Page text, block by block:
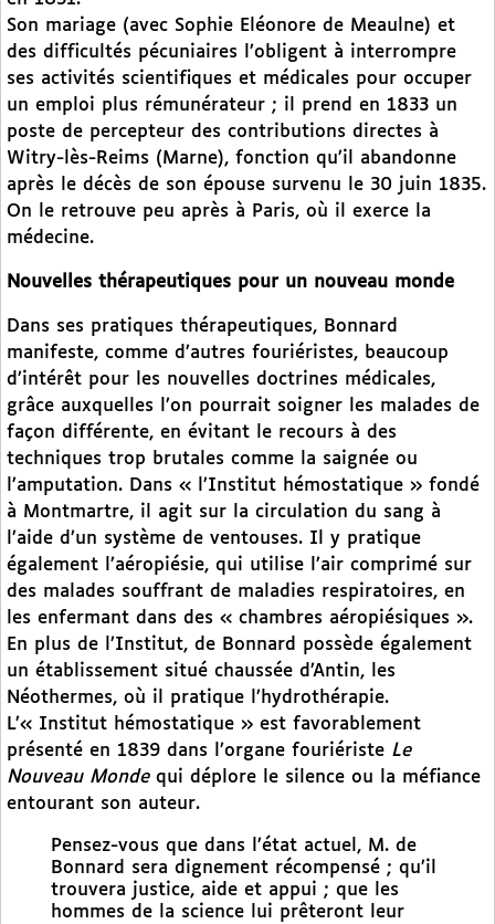
Son mariage (avec Sophie Eléonore de Meaulne) et
des difficultés pécuniaires l’obligent à interrompre
ses activités scientifiques et médicales pour occuper
un emploi plus rémunérateur ; il prend en 1833 un
poste de percepteur des contributions directes à
Witry-lès-Reims (Marne), fonction qu’il abandonne
après le décès de son épouse survenu le 30 juin 1835.
On le retrouve peu après à Paris, où il exerce la
médecine.
Nouvelles thérapeutiques pour un nouveau monde
Dans ses pratiques thérapeutiques, Bonnard
manifeste, comme d’autres fouriéristes, beaucoup
d’intérêt pour les nouvelles doctrines médicales,
grâce auxquelles l’on pourrait soigner les malades de
façon différente, en évitant le recours à des
techniques trop brutales comme la saignée ou
l’amputation. Dans « l’Institut hémostatique » fondé
à Montmartre, il agit sur la circulation du sang à
l’aide d’un système de ventouses. Il y pratique
également l’aéropiésie, qui utilise l’air comprimé sur
des malades souffrant de maladies respiratoires, en
les enfermant dans des « chambres aéropiésiques ».
En plus de l’Institut, de Bonnard possède également
un établissement situé chaussée d’Antin, les
Néothermes, où il pratique l’hydrothérapie.
L’« Institut hémostatique » est favorablement
présenté en 1839 dans l’organe fouriériste Le
Nouveau Monde qui déplore le silence ou la méfiance
entourant son auteur.
Pensez-vous que dans l’état actuel, M. de
Bonnard sera dignement récompensé ; qu’il
trouvera justice, aide et appui ; que les
hommes de la science lui prêteront leur